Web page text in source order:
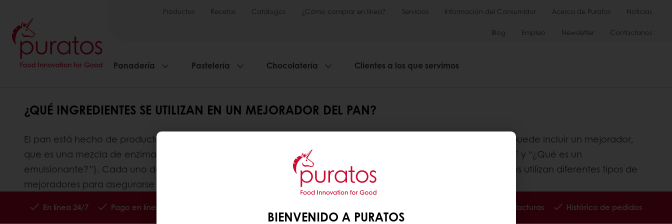
Productos Recetas Catálogos ¿Cómo comprar en línea? Servicios Información del Consumidor Acerca de Puratos Noticias
Blog Empleo Newsletter Contactanos
Panadería Pastelería Chocolatería Clientes a los que servimos
¿QUÉ INGREDIENTES SE UTILIZAN EN UN MEJORADOR DEL PAN?
El pan está hecho de productos agrícolas como harina de trigo, levadura, agua y algo de sal. Un pan también puede incluir un mejorador,
que es una mezcla de enzimas, emulsionantes y otros ingredientes funcionales (consulte “¿Qué es una enzima?” y “¿Qué es un
emulsionante?”). Cada uno de estos ingredientes ayuda a mejorar ciertas características del pan. Los panaderos utilizan diferentes tipos de
mejoradores para asegurarse de que el resultado final sea exactamente lo que buscan sus clientes.
BIENVENIDO A PURATOS
En línea 24/7 Pago en línea (clientes nuevos) Seguimiento de facturas Histórico de pedidos